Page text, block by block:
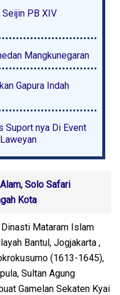
PB XIV
Mangkunegaran
Gapura Indah
Suport nya Di Event
Solo Safari
Kota
Mataram Islam
Bantul, Jogjakarta ,
(1613-1645),
Sultan Agung
Gamelan Sekaten Kyai